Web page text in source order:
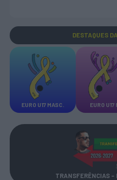
DESTAQUES
EURO U17 MASC. EURO U17
TRANSFERÊNCIAS